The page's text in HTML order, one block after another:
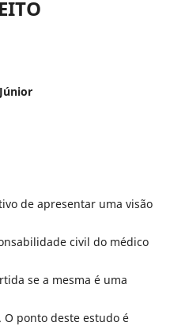
de apresentar uma visão
civil do médico
se a mesma é uma
ponto deste estudo é